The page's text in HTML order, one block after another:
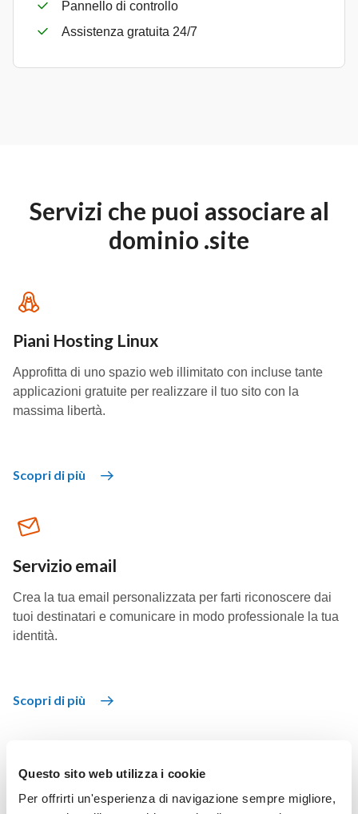
Questo sito web utilizza i cookie
Per offrirti un'esperienza di navigazione sempre migliore,
Pannello di controllo
Assistenza gratuita 24/7
Servizi che puoi associare al
dominio .site
Piani Hosting Linux
Approfitta di uno spazio web illimitato con incluse tante
applicazioni gratuite per realizzare il tuo sito con la
massima libertà.
Scopri di più
Servizio email
Crea la tua email personalizzata per farti riconoscere dai
tuoi destinatari e comunicare in modo professionale la tua
identità.
Scopri di più
Piani Hosting Windows